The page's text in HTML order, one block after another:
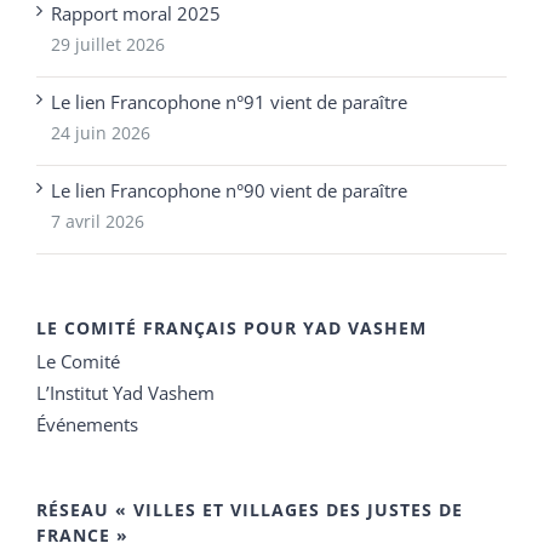
Rapport moral 2025
29 juillet 2026
Le lien Francophone n°91 vient de paraître
24 juin 2026
Le lien Francophone n°90 vient de paraître
7 avril 2026
LE COMITÉ FRANÇAIS POUR YAD VASHEM
Le Comité
L’Institut Yad Vashem
Événements
RÉSEAU « VILLES ET VILLAGES DES JUSTES DE
FRANCE »